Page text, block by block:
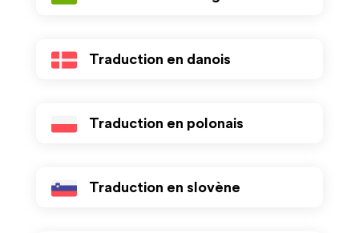
Traduction en danois
Traduction en polonais
Traduction en slovène